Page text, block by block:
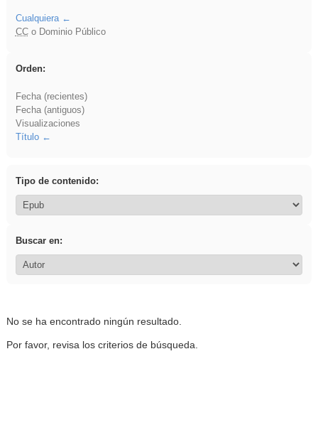
Cualquiera
CCo Dominio Público
Orden:
Fecha (recientes)
Fecha (antiguos)
Visualizaciones
Título
Tipo de contenido:
Buscar en:
No se ha encontrado ningún resultado.
Por favor, revisa los criterios de búsqueda.